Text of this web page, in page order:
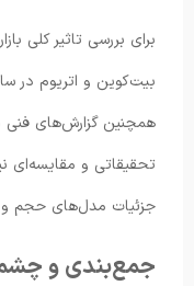
برای بررسی تاثیر کلی
بیت‌کوین و اتریوم در
همچنین گزارش‌های فنی
تحقیقاتی و مقایسه‌ای
جزئیات مدل‌های حجم و
جمع‌بندی و